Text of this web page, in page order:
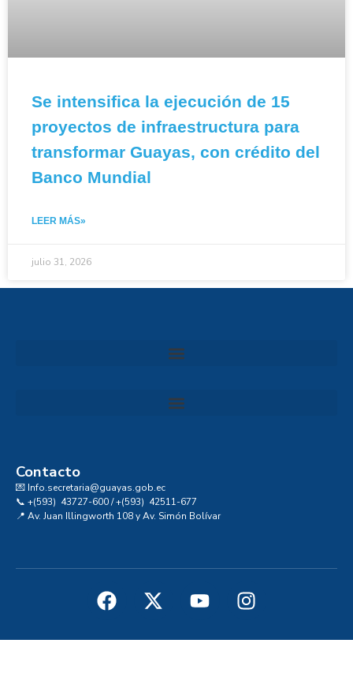
Se intensifica la ejecución de 15
proyectos de infraestructura para
transformar Guayas, con crédito del
Banco Mundial
LEER MÁS»
julio 31, 2026
Contacto
💌 Info.secretaria@guayas.gob.ec
📞 +(593) 43727-600 / +(593) 42511-677
📍 Av. Juan Illingworth 108 y Av. Simón Bolívar